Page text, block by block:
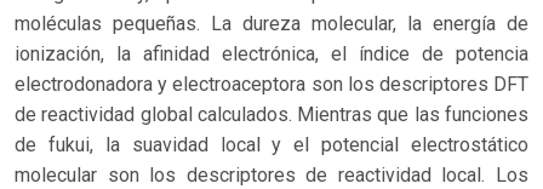
moléculas pequeñas. La dureza molecular, la energía de
ionización, la afinidad electrónica, el índice de potencia
electrodonadora y electroaceptora son los descriptores DFT
de reactividad global calculados. Mientras que las funciones
de fukui, la suavidad local y el potencial electrostático
molecular son los descriptores de reactividad local. Los